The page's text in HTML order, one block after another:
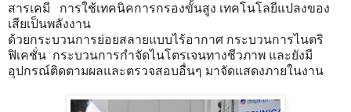
สารเคมี การใช้เทคนิคการกรองขั้นสูง เทคโนโลยีแปลงของ
เสียเป็นพลังงาน
ด้วยกระบวนการย่อยสลายแบบไร้อากาศ กระบวนการไนตริ
ฟิเคชั่น กระบวนการกำจัดไนโตรเจนทางชีวภาพ และยังมี
อุปกรณ์ติดตามผลและตรวจสอบอื่นๆ มาจัดแสดงภายในงาน